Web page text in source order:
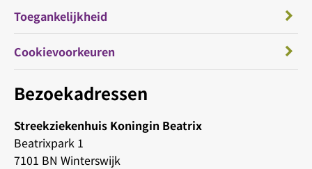
Bezoekadressen
Streekziekenhuis Koningin Beatrix
Beatrixpark 1
7101 BN Winterswijk
Toegankelijkheid
Cookievoorkeuren